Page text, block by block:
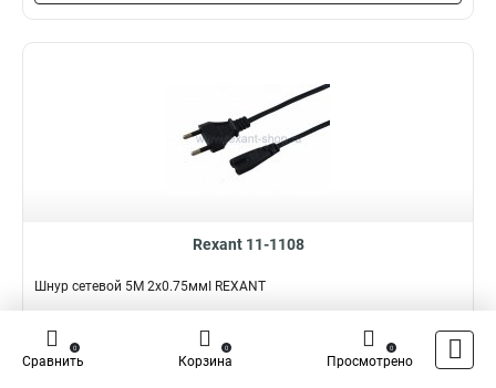
Rexant 11-1108
Шнур сетевой 5М 2x0.75ммІ REXANT
Подробнее Сравнить
Наличие:
Сравнить
0
Корзина
0
Просмотрено
0